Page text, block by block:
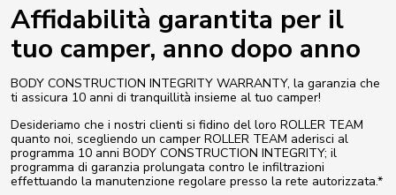
Affidabilità garantita per il
tuo camper, anno dopo anno
BODY CONSTRUCTION INTEGRITY WARRANTY, la garanzia che
ti assicura 10 anni di tranquillità insieme al tuo camper!
Desideriamo che i nostri clienti si fidino del loro ROLLER TEAM
quanto noi, scegliendo un camper ROLLER TEAM aderisci al
programma 10 anni BODY CONSTRUCTION INTEGRITY; il
programma di garanzia prolungata contro le infiltrazioni
effettuando la manutenzione regolare presso la rete autorizzata.*